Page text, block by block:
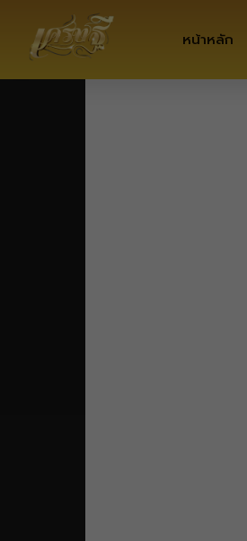
หน้าหลัก